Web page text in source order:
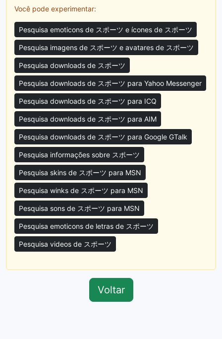
Você pode experimentar:
Pesquisa emoticons de スポーツ e ícones de スポーツ
Pesquisa imagens de スポーツ e avatares de スポーツ
Pesquisa downloads de スポーツ
Pesquisa downloads de スポーツ para Yahoo Messenger
Pesquisa downloads de スポーツ para ICQ
Pesquisa downloads de スポーツ para AIM
Pesquisa downloads de スポーツ para Google GTalk
Pesquisa informações sobre スポーツ
Pesquisa skins de スポーツ para MSN
Pesquisa winks de スポーツ para MSN
Pesquisa sons de スポーツ para MSN
Pesquisa emoticons de letras de スポーツ
Pesquisa videos de スポーツ
Voltar